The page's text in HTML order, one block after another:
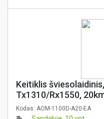
Keitiklis
Tx1310/Rx1550,
Kodas: AOM-1100D-A20-EA